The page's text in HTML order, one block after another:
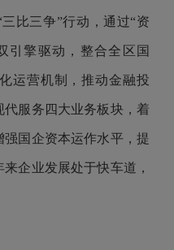
比三争”行动，通过“资
引擎驱动，整合全区国
运营机制，推动金融投
服务四大业务板块，着
国企资本运作水平，提
企业发展处于快车道，